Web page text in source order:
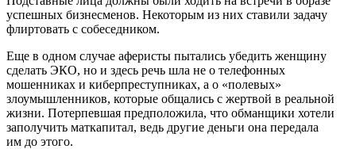
успешных бизнесменов. Некоторым из них ставили задачу
флиртовать с собеседником.
Еще в одном случае аферисты пытались убедить женщину
сделать ЭКО, но и здесь речь шла не о телефонных
мошенниках и киберпреступниках, а о «полевых»
злоумышленников, которые общались с жертвой в реальной
жизни. Потерпевшая предположила, что обманщики хотели
заполучить маткапитал, ведь другие деньги она передала
им до этого.